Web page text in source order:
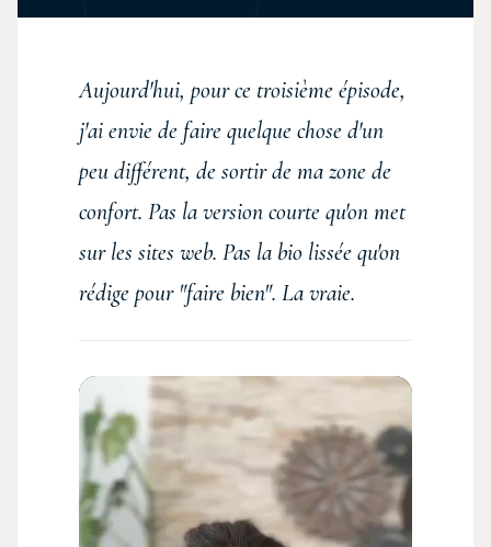
Aujourd'hui, pour ce troisième épisode,
j'ai envie de faire quelque chose d'un
peu différent, de sortir de ma zone de
confort. Pas la version courte qu'on met
sur les sites web. Pas la bio lissée qu'on
rédige pour "faire bien". La vraie.